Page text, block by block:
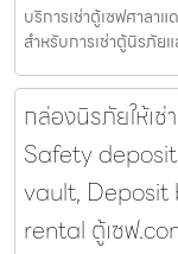
บริการเช่าตู้เซฟศาลา
สำหรับการเช่าตู้นิรภัย
กล่องนิรภัยให้เ
Safety
vault, Deposit
rental ตู้เซฟ